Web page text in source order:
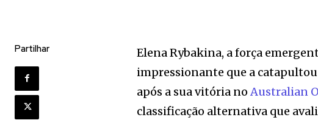
Partilhar
Elena Rybakina, a força
impressionante que a
após a sua vitória noAustralian
classificação alternativa que